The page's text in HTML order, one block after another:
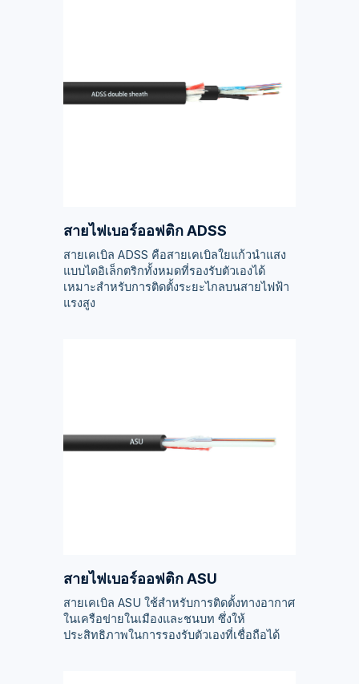
สายไฟเบอร์ออฟติก ADSS
สายเคเบิล ADSS คือสายเคเบิลใยแก้วนำแสง
แบบไดอิเล็กตริกทั้งหมดที่รองรับตัวเองได้
เหมาะสำหรับการติดตั้งระยะไกลบนสายไฟฟ้า
แรงสูง
สายไฟเบอร์ออฟติก ASU
สายเคเบิล ASU ใช้สำหรับการติดตั้งทางอากาศ
ในเครือข่ายในเมืองและชนบท ซึ่งให้
ประสิทธิภาพในการรองรับตัวเองที่เชื่อถือได้